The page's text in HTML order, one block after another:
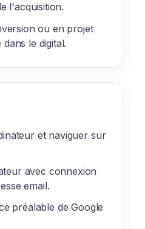
l'acquisition.
ou en projet
le digital.
et naviguer sur
avec connexion
email.
préalable de Google